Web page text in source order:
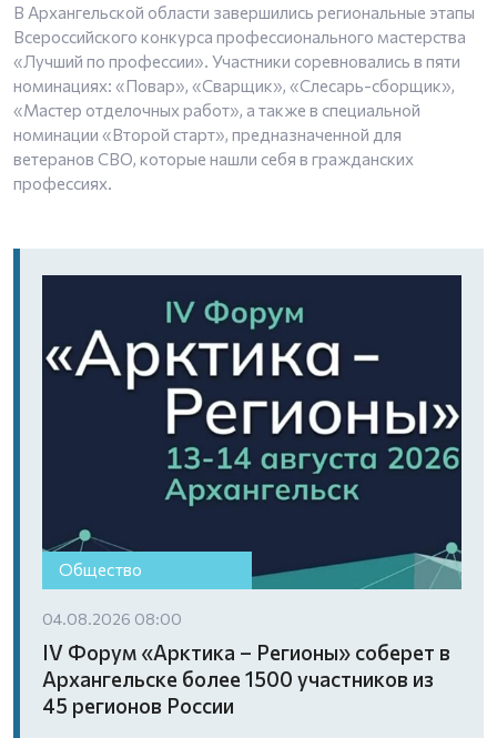
В Архангельской области завершились региональные этапы
Всероссийского конкурса профессионального мастерства
«Лучший по профессии». Участники соревновались в пяти
номинациях: «Повар», «Сварщик», «Слесарь-сборщик»,
«Мастер отделочных работ», а также в специальной
номинации «Второй старт», предназначенной для
ветеранов СВО, которые нашли себя в гражданских
профессиях.
Общество
04.08.2026 08:00
IV Форум «Арктика – Регионы» соберет в
Архангельске более 1500 участников из
45 регионов России